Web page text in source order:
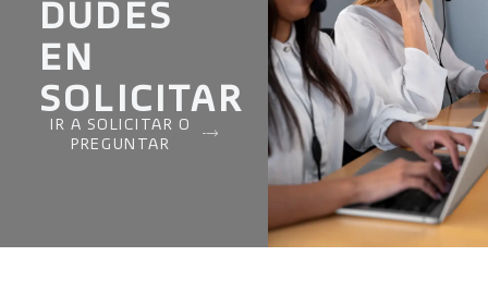
DUDES
EN
SOLICITAR
IR A SOLICITAR O
PREGUNTAR